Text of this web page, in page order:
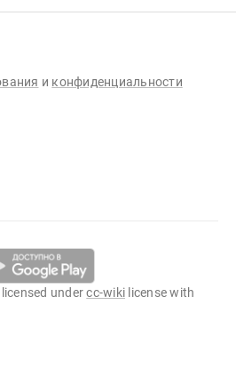
и конфиденциальности
undercc-wiki license with